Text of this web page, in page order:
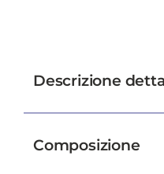
Descrizione
Composizione